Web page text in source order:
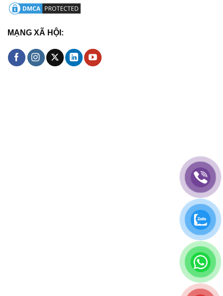
MẠNG XÃ HỘI: